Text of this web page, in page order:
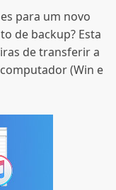
para um novo
de backup? Esta
de transferir a
(Win e